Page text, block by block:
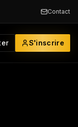
Contact
S'inscrire